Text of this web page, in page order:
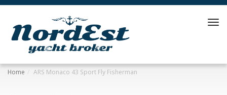
Home ARS Monaco 43 Sport Fly Fisherman